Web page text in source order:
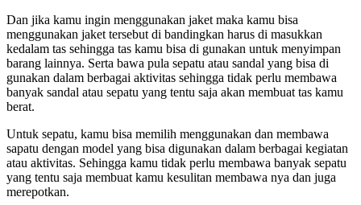
Dan jika kamu ingin menggunakan jaket maka kamu bisa
menggunakan jaket tersebut di bandingkan harus di masukkan
kedalam tas sehingga tas kamu bisa di gunakan untuk menyimpan
barang lainnya. Serta bawa pula sepatu atau sandal yang bisa di
gunakan dalam berbagai aktivitas sehingga tidak perlu membawa
banyak sandal atau sepatu yang tentu saja akan membuat tas kamu
berat.
Untuk sepatu, kamu bisa memilih menggunakan dan membawa
sapatu dengan model yang bisa digunakan dalam berbagai kegiatan
atau aktivitas. Sehingga kamu tidak perlu membawa banyak sepatu
yang tentu saja membuat kamu kesulitan membawa nya dan juga
merepotkan.